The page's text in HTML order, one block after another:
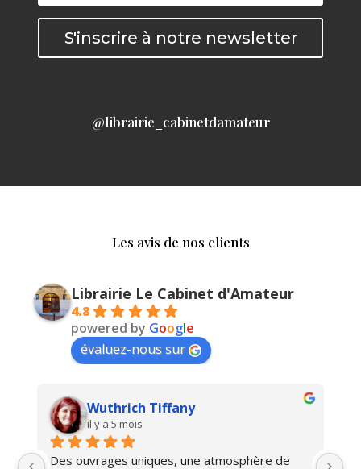
S'inscrire à notre newsletter
@librairie_cabinetdamateur
Les avis de nos clients
Librairie Le Cabinet d'Amateur
4.8
powered by Google
évaluez-nous sur
Wuthrich Tiffany
il y a 5 mois
Des ouvrages uniques, une atmosphère de